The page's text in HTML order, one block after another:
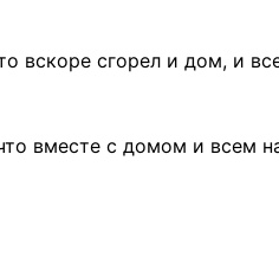
вскоре сгорел и дом, и
вместе с домом и всем